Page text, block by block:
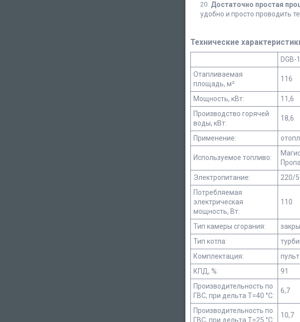
Достаточно простая
удобно и просто проводить
Технические
DGB-
Отапливаемая
площадь, м²
116
Мощность, кВт: 11,6
Производство горячей
воды, кВт:
18,6
Применение:
Используемое топливо:
Электропитание:
220/
Потребляемая
электрическая
мощность, Вт:
110
Тип камеры сгорания:
Тип котла:
Комплектация:
КПД, %:
91
Производительность по
ГВС, при дельта Т=40 °С:
6,7
Производительность по
ГВС, при дельта Т=25 °С:
10,7